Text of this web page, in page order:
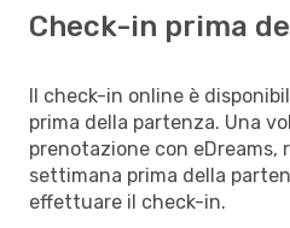
Check-in prima
Il check-in online è
prima della partenza. Una
prenotazione con eDreams,
settimana prima della
effettuare il check-in.